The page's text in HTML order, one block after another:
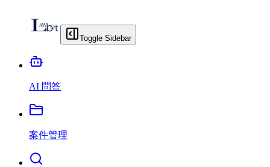
Toggle Sidebar
AI 問答
案件管理